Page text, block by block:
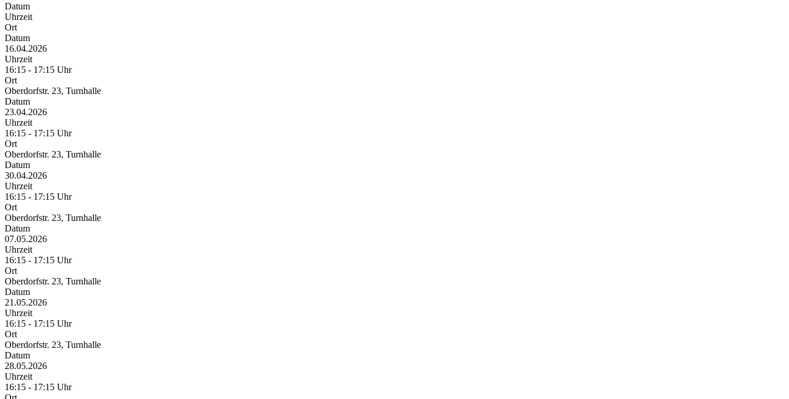
Datum
Uhrzeit
Ort
Datum
16.04.2026
Uhrzeit
16:15 - 17:15 Uhr
Ort
Oberdorfstr. 23, Turnhalle
Datum
23.04.2026
Uhrzeit
16:15 - 17:15 Uhr
Ort
Oberdorfstr. 23, Turnhalle
Datum
30.04.2026
Uhrzeit
16:15 - 17:15 Uhr
Ort
Oberdorfstr. 23, Turnhalle
Datum
07.05.2026
Uhrzeit
16:15 - 17:15 Uhr
Ort
Oberdorfstr. 23, Turnhalle
Datum
21.05.2026
Uhrzeit
16:15 - 17:15 Uhr
Ort
Oberdorfstr. 23, Turnhalle
Datum
28.05.2026
Uhrzeit
16:15 - 17:15 Uhr